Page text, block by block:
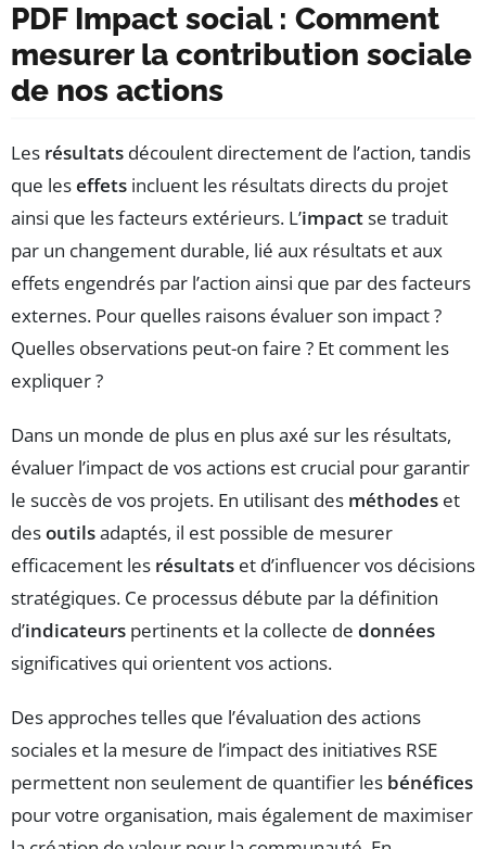
PDF Impact social : Comment
mesurer la contribution sociale
de nos actions
Les résultats découlent directement de l’action, tandis
que leseffets incluent les résultats directs du projet
ainsi que les facteurs extérieurs. L’impactse traduit
par un changement durable, lié aux résultats et aux
effets engendrés par l’action ainsi que par des facteurs
externes. Pour quelles raisons évaluer son impact ?
Quelles observations peut-on faire ? Et comment les
expliquer ?
Dans un monde de plus en plus axé sur les résultats,
évaluer l’impact de vos actions est crucial pour garantir
le succès de vos projets. En utilisant des méthodes et
desoutilsadaptés, il est possible de mesurer
efficacement les résultats et d’influencer vos décisions
stratégiques. Ce processus débute par la définition
d’indicateurs pertinents et la collecte de données
significatives qui orientent vos actions.
Des approches telles que l’évaluation des actions
sociales et la mesure de l’impact des initiatives RSE
permettent non seulement de quantifier les bénéfices
pour votre organisation, mais également de maximiser